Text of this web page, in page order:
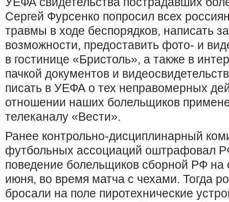
Сергей Фурсенко попросил всех
травмы в ходе беспорядков, написать
возможности, предоставить фото- и
в гостинице «Бристоль», а также в
пачкой документов и
писать в УЕФА о тех неправомерных
отношении наших болельщиков
телеканалу «Вести».
Ранее контрольно-дисциплинарный
футбольных ассоциаций оштрафовал
поведение болельщиков сборной РФ на
июня, во время матча с чехами. Тогда
бросали на поле пиротехнические